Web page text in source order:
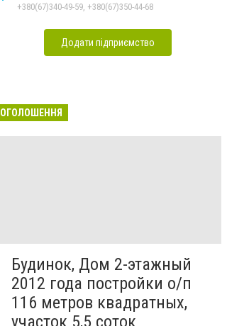
+380(67)340-49-59, +380(67)350-44-68
Додати підприємство
ОГОЛОШЕННЯ
Будинок, Дом 2-этажный
2012 года постройки о/п
116 метров квадратных,
участок 5,5 соток